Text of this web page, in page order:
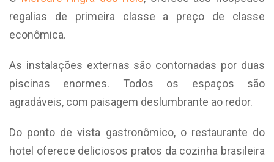
regalias de primeira classe a preço de classe
econômica.
As instalações externas são contornadas por duas
piscinas enormes. Todos os espaços são
agradáveis, com paisagem deslumbrante ao redor.
Do ponto de vista gastronômico, o restaurante do
hotel oferece deliciosos pratos da cozinha brasileira